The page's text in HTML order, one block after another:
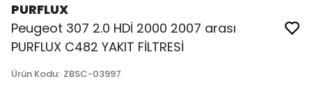
PURFLUX
Peugeot 307 2.0 HDİ 2000 2007 arası
PURFLUX C482 YAKIT FİLTRESİ
Ürün Kodu: ZBSC-03997